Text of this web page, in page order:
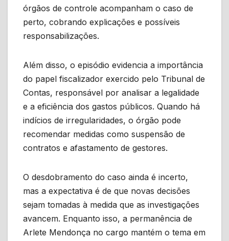
órgãos de controle acompanham o caso de
perto, cobrando explicações e possíveis
responsabilizações.
Além disso, o episódio evidencia a importância
do papel fiscalizador exercido pelo Tribunal de
Contas, responsável por analisar a legalidade
e a eficiência dos gastos públicos. Quando há
indícios de irregularidades, o órgão pode
recomendar medidas como suspensão de
contratos e afastamento de gestores.
O desdobramento do caso ainda é incerto,
mas a expectativa é de que novas decisões
sejam tomadas à medida que as investigações
avancem. Enquanto isso, a permanência de
Arlete Mendonça no cargo mantém o tema em